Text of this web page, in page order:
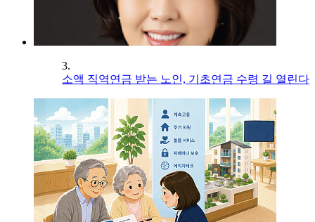
3.
소액 직역연금 받는 노인, 기초연금 수령 길 열린다